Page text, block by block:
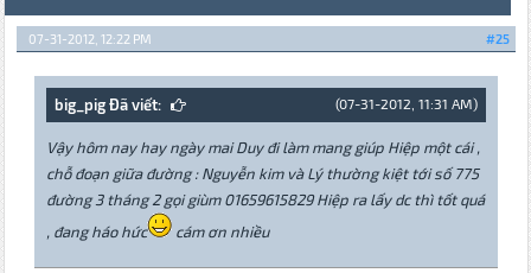
#25
07-31-2012, 12:22 PM
(07-31-2012, 11:31 AM)
big_pig Đã viết:
Vậy hôm nay hay ngày mai Duy đi làm mang giúp Hiệp một cái ,
chỗ đoạn giữa đường : Nguyễn kim và Lý thường kiệt tới số 775
đường 3 tháng 2 gọi giùm 01659615829 Hiệp ra lấy dc thì tốt quá
, đang háo hức
cám ơn nhiều